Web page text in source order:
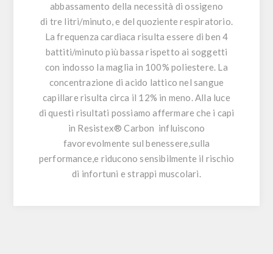
abbassamento della necessità di ossigeno
di tre litri/minuto, e del quoziente respiratorio.
La frequenza cardiaca risulta essere di ben 4
battiti/minuto più bassa rispetto ai soggetti
con indosso la maglia in 100% poliestere. La
concentrazione di acido lattico nel sangue
capillare risulta circa il 12% in meno. Alla luce
di questi risultati possiamo affermare che i capi
in Resistex® Carbon influiscono
favorevolmente sul benessere,sulla
performance,e riducono sensibilmente il rischio
di infortuni e strappi muscolari.